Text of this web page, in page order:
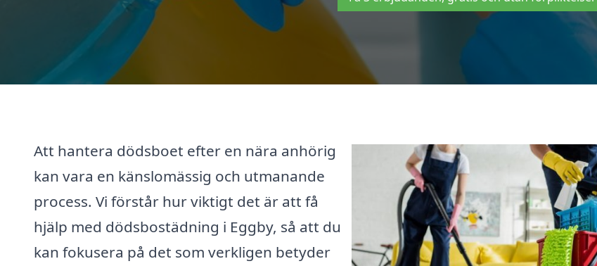
Att hantera dödsboet efter en nära anhörig
kan vara en känslomässig och utmanande
process. Vi förstår hur viktigt det är att få
hjälp med dödsbostädning i Eggby, så att du
kan fokusera på det som verkligen betyder